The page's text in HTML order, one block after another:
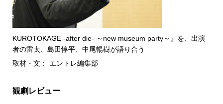
KUROTOKAGE -after die- ～new museum party～』を、出演
者の雷太、島田惇平、中尾暢樹が語り合う
取材・文： エントレ編集部
観劇レビュー